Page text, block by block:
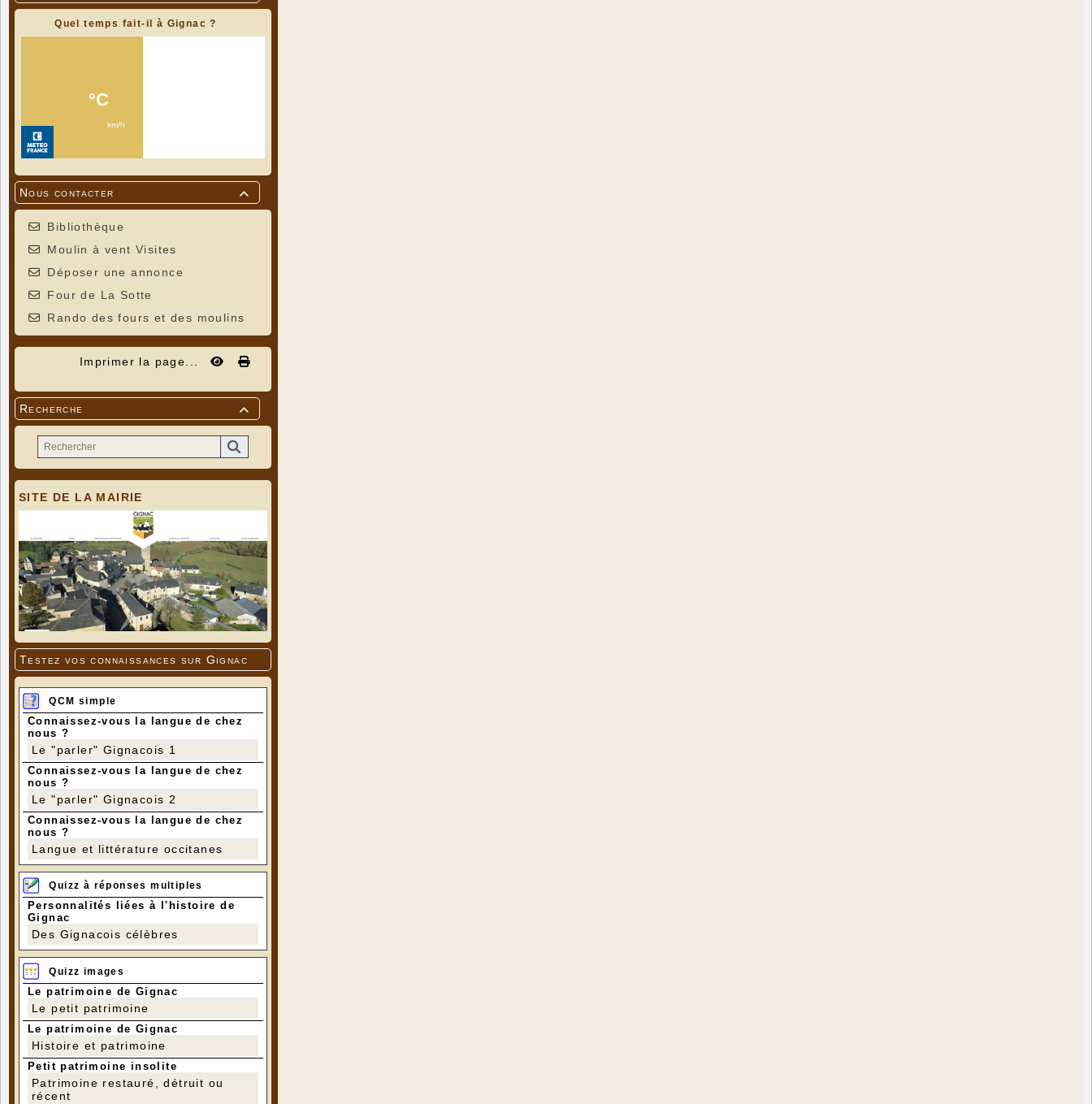
Quel temps fait-il à Gignac ?

Nous contacter
Bibliothèque
Moulin à vent Visites
Déposer une annonce
Four de La Sotte
Rando des fours et des moulins
Imprimer la page...

Recherche
SITE DE LA MAIRIE
Testez vos connaissances sur Gignac
QCM simple
Connaissez-vous la langue de chez
nous ?
Le "parler" Gignacois 1
Connaissez-vous la langue de chez
nous ?
Le "parler" Gignacois 2
Connaissez-vous la langue de chez
nous ?
Langue et littérature occitanes
Quizz à réponses multiples
Personnalités liées à l'histoire de
Gignac
Des Gignacois célèbres
Quizz images
Le patrimoine de Gignac
Le petit patrimoine
Le patrimoine de Gignac
Histoire et patrimoine
Petit patrimoine insolite
Patrimoine restauré, détruit ou
récent